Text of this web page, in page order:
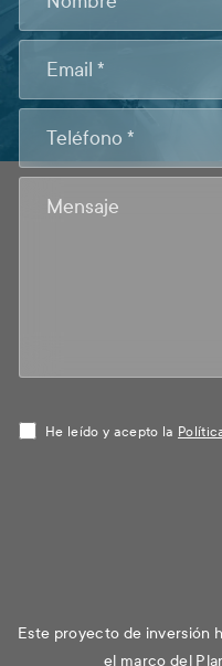
FOOTER
He leído y acepto la
Este proyecto de inversión
el marco del